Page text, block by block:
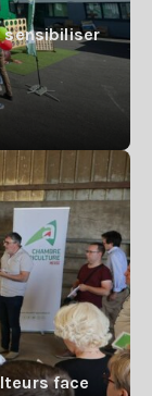
sensibiliser
face